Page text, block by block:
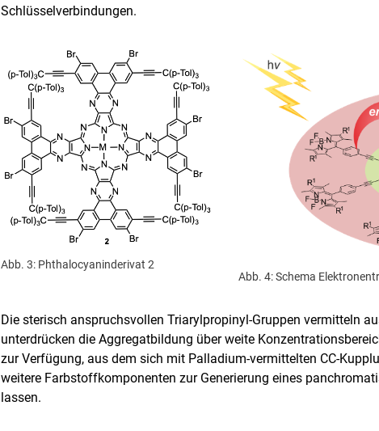
Schlüsselverbindungen.
Abb. 3: Phthalocyaninderivat 2
Abb. 4: Schema
Die sterisch anspruchsvollen Triarylpropinyl-Gruppen vermitteln
unterdrücken die Aggregatbildung über weite
zur Verfügung, aus dem sich mit Palladium-vermittelten CC-
weitere Farbstoffkomponenten zur Generierung eines
lassen.